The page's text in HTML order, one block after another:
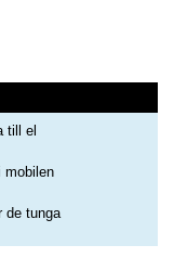
till el
mobilen
de tunga